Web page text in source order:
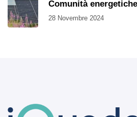
Comunità
28 Novembre 2024